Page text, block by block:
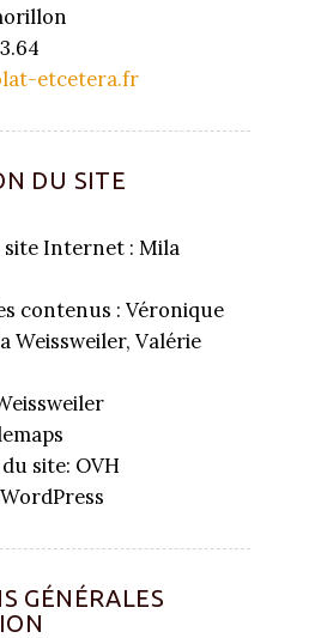
etcetera.fr
DU SITE
site Internet : Mila
contenus : Véronique
Weissweiler, Valérie
site: OVH
GÉNÉRALES